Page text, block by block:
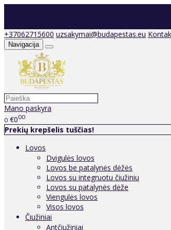
+37062715600 uzsakymai@budapestas.eu
Navigacija
Mano paskyra
0 €000
Prekių krepšelis tuščias!
Lovos
Dvigulės lovos
Lovos be patalynės dėžės
Lovos su integruotu čiužiniu
Lovos su patalynės dėže
Viengulės lovos
Visos lovos
Čiužiniai
Antčiužiniai